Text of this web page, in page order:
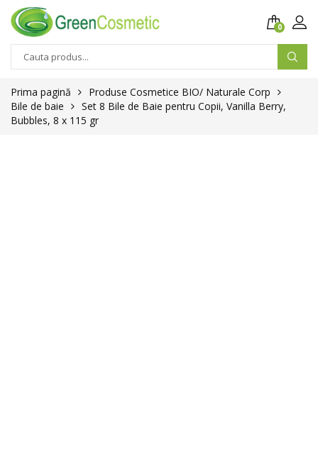
0
Prima pagină
Produse Cosmetice BIO/ Naturale Corp
Bile de baie
Set 8 Bile de Baie pentru Copii, Vanilla Berry,
Bubbles, 8 x 115 gr